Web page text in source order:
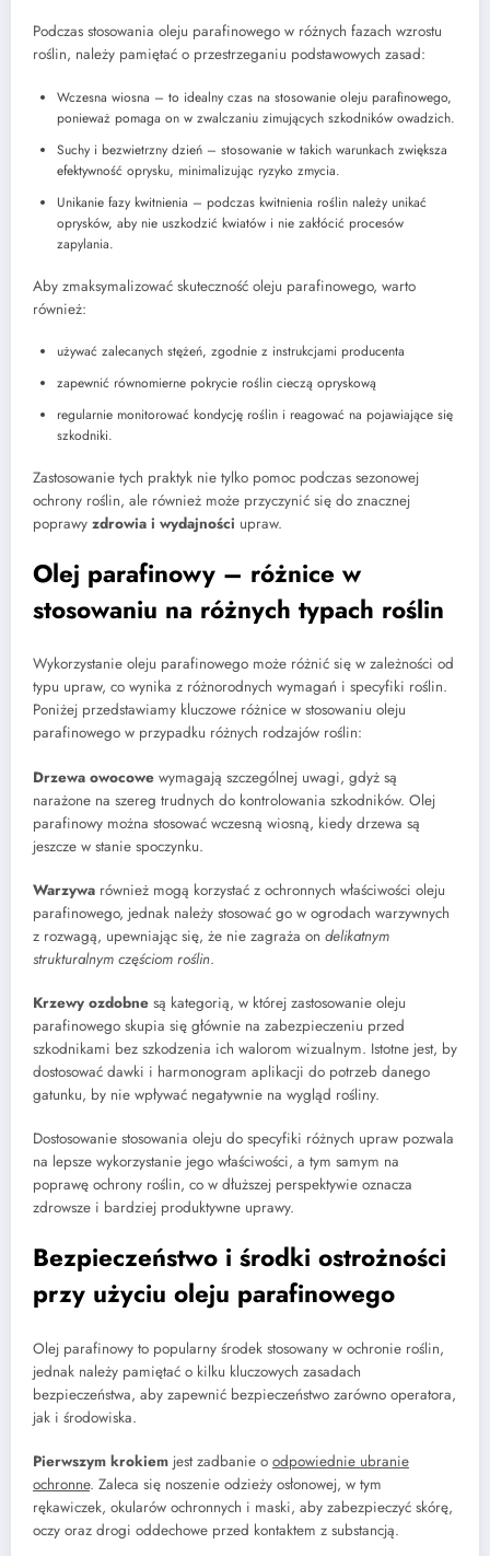
Podczas stosowania oleju parafinowego w różnych fazach wzrostu
roślin, należy pamiętać o przestrzeganiu podstawowych zasad:
Wczesna wiosna – to idealny czas na stosowanie oleju parafinowego,
ponieważ pomaga on w zwalczaniu zimujących szkodników owadzich.
Suchy i bezwietrzny dzień – stosowanie w takich warunkach zwiększa
efektywność oprysku, minimalizując ryzyko zmycia.
Unikanie fazy kwitnienia – podczas kwitnienia roślin należy unikać
oprysków, aby nie uszkodzić kwiatów i nie zakłócić procesów
zapylania.
Aby zmaksymalizować skuteczność oleju parafinowego, warto
również:
używać zalecanych stężeń, zgodnie z instrukcjami producenta
zapewnić równomierne pokrycie roślin cieczą opryskową
regularnie monitorować kondycję roślin i reagować na pojawiające się
szkodniki.
Zastosowanie tych praktyk nie tylko pomoc podczas sezonowej
ochrony roślin, ale również może przyczynić się do znacznej
poprawy zdrowia i wydajności upraw.
Olej parafinowy – różnice w
stosowaniu na różnych typach roślin
Wykorzystanie oleju parafinowego może różnić się w zależności od
typu upraw, co wynika z różnorodnych wymagań i specyfiki roślin.
Poniżej przedstawiamy kluczowe różnice w stosowaniu oleju
parafinowego w przypadku różnych rodzajów roślin:
Drzewa owocowe wymagają szczególnej uwagi, gdyż są
narażone na szereg trudnych do kontrolowania szkodników. Olej
parafinowy można stosować wczesną wiosną, kiedy drzewa są
jeszcze w stanie spoczynku.
Warzywa również mogą korzystać z ochronnych właściwości oleju
parafinowego, jednak należy stosować go w ogrodach warzywnych
z rozwagą, upewniając się, że nie zagraża on delikatnym
strukturalnym częściom roślin.
Krzewy ozdobne są kategorią, w której zastosowanie oleju
parafinowego skupia się głównie na zabezpieczeniu przed
szkodnikami bez szkodzenia ich walorom wizualnym. Istotne jest, by
dostosować dawki i harmonogram aplikacji do potrzeb danego
gatunku, by nie wpływać negatywnie na wygląd rośliny.
Dostosowanie stosowania oleju do specyfiki różnych upraw pozwala
na lepsze wykorzystanie jego właściwości, a tym samym na
poprawę ochrony roślin, co w dłuższej perspektywie oznacza
zdrowsze i bardziej produktywne uprawy.
Bezpieczeństwo i środki ostrożności
przy użyciu oleju parafinowego
Olej parafinowy to popularny środek stosowany w ochronie roślin,
jednak należy pamiętać o kilku kluczowych zasadach
bezpieczeństwa, aby zapewnić bezpieczeństwo zarówno operatora,
jak i środowiska.
Pierwszym krokiem jest zadbanie o odpowiednie ubranie
ochronne. Zaleca się noszenie odzieży osłonowej, w tym
rękawiczek, okularów ochronnych i maski, aby zabezpieczyć skórę,
oczy oraz drogi oddechowe przed kontaktem z substancją.